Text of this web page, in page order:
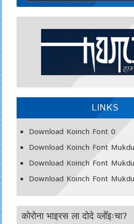
LINKS
Download Koinch Font0
Download Koinch Font
Download Koinch Font
Download Koinch Font
कोरोना भाइरस ला दोदे व्लोँइःचा?